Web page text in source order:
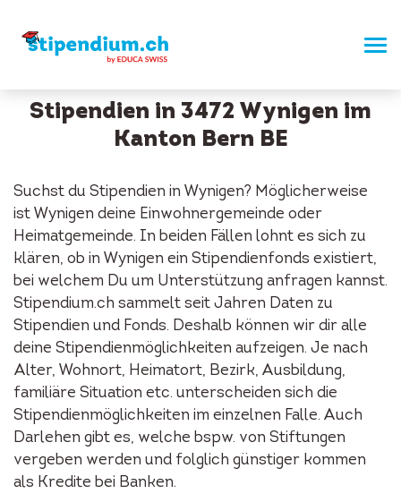
Stipendien in 3472 Wynigen im
Kanton Bern BE
Suchst du Stipendien in Wynigen? Möglicherweise
ist Wynigen deine Einwohnergemeinde oder
Heimatgemeinde. In beiden Fällen lohnt es sich zu
klären, ob in Wynigen ein Stipendienfonds existiert,
bei welchem Du um Unterstützung anfragen kannst.
Stipendium.ch sammelt seit Jahren Daten zu
Stipendien und Fonds. Deshalb können wir dir alle
deine Stipendienmöglichkeiten aufzeigen. Je nach
Alter, Wohnort, Heimatort, Bezirk, Ausbildung,
familiäre Situation etc. unterscheiden sich die
Stipendienmöglichkeiten im einzelnen Falle. Auch
Darlehen gibt es, welche bspw. von Stiftungen
vergeben werden und folglich günstiger kommen
als Kredite bei Banken.